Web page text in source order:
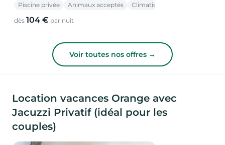
Piscine privée Animaux acceptés Climatisation
dès 104 € par nuit
Voir toutes nos offres →
Location vacances Orange avec
Jacuzzi Privatif (idéal pour les
couples)